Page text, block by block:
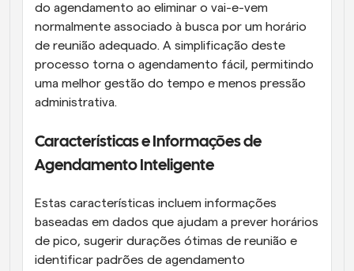
do agendamento ao eliminar o vai-e-vem
normalmente associado à busca por um horário
de reunião adequado. A simplificação deste
processo torna o agendamento fácil, permitindo
uma melhor gestão do tempo e menos pressão
administrativa.
Características e Informações de
Agendamento Inteligente
Estas características incluem informações
baseadas em dados que ajudam a prever horários
de pico, sugerir durações ótimas de reunião e
identificar padrões de agendamento